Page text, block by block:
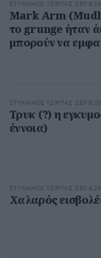
ΣΤΥΛΙΑΝΌΣ ΤΖΙΡΊΤΑΣ ΣΕΠ
Mark Arm
το grunge ήταν
μπορούν να
ΣΤΥΛΙΑΝΌΣ ΤΖΙΡΊΤΑΣ ΣΕΠ
Τρυκ (?) η
έννοια)
ΣΤΥΛΙΑΝΌΣ ΤΖΙΡΊΤΑΣ ΣΕΠ
Χαλαρός